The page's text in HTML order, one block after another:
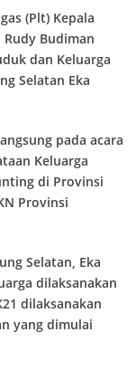
(Plt) Kepala
Rudy Budiman
dan Keluarga
Selatan Eka
pada acara
Keluarga
di Provinsi
Provinsi
Selatan, Eka
dilaksanakan
dilaksanakan
yang dimulai